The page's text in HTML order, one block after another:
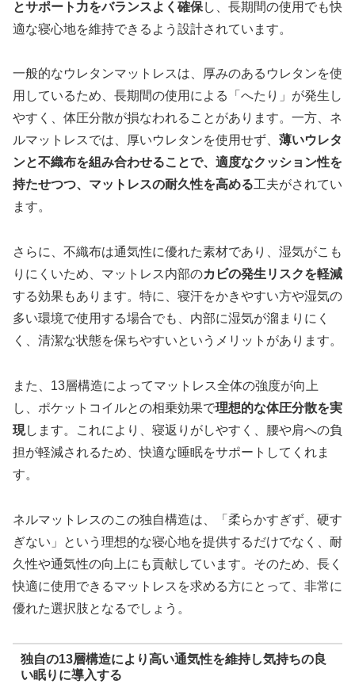
とサポート力をバランスよく確保し、長期間の使用でも快
適な寝心地を維持できるよう設計されています。
一般的なウレタンマットレスは、厚みのあるウレタンを使
用しているため、長期間の使用による「へたり」が発生し
やすく、体圧分散が損なわれることがあります。一方、ネ
ルマットレスでは、厚いウレタンを使用せず、 薄いウレタ
ンと不織布を組み合わせることで、適度なクッション性を
持たせつつ、マットレスの耐久性を高める工夫がされてい
ます。
さらに、不織布は通気性に優れた素材であり、湿気がこも
りにくいため、マットレス内部のカビの発生リスクを軽減
する効果もあります。特に、寝汗をかきやすい方や湿気の
多い環境で使用する場合でも、内部に湿気が溜まりにく
く、清潔な状態を保ちやすいというメリットがあります。
また、13層構造によってマットレス全体の強度が向上
し、ポケットコイルとの相乗効果で理想的な体圧分散を実
現します。これにより、寝返りがしやすく、腰や肩への負
担が軽減されるため、快適な睡眠をサポートしてくれま
す。
ネルマットレスのこの独自構造は、「柔らかすぎず、硬す
ぎない」という理想的な寝心地を提供するだけでなく、耐
久性や通気性の向上にも貢献しています。そのため、長く
快適に使用できるマットレスを求める方にとって、非常に
優れた選択肢となるでしょう。
独自の13層構造により高い通気性を維持し気持ちの良
い眠りに導入する